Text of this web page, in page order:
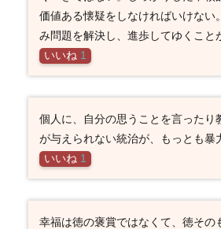
価値ある懐疑をしなければいけない
み問題を解決し、進歩してゆくこと
いいね 1
個人に、自分の思うことを言ったり
が与えられない統治が、もっとも暴
いいね 1
幸福は徳の褒賞ではなくて、徳その